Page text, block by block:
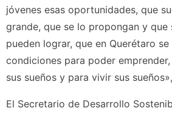
jóvenes esas oportunidades, que
grande, que se lo propongan y que
pueden lograr, que en Querétaro
condiciones para poder
sus sueños y para vivir sus
El Secretario de Desarrollo